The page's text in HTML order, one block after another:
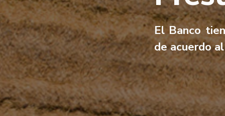
El Banco
de acuerdo